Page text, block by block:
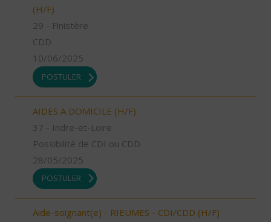
(H/F)
29 - Finistère
CDD
10/06/2025
POSTULER
AIDES A DOMICILE (H/F)
37 - Indre-et-Loire
Possibilité de CDI ou CDD
28/05/2025
POSTULER
Aide-soignant(e) - RIEUMES - CDI/CDD (H/F)